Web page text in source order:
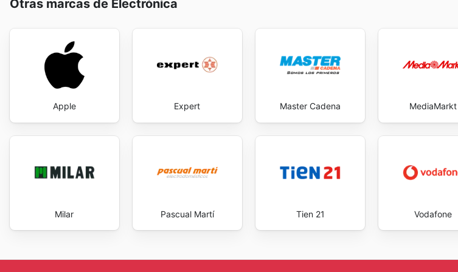
constante evolución de lasVisanta sales
Stay up to date with Visanta's weekly ads and enjoy exclusive savings every day.
Otras marcas de Electrónica
Apple Expert Master Cadena MediaMarkt
Milar Pascual Martí Tien 21 Vodafone